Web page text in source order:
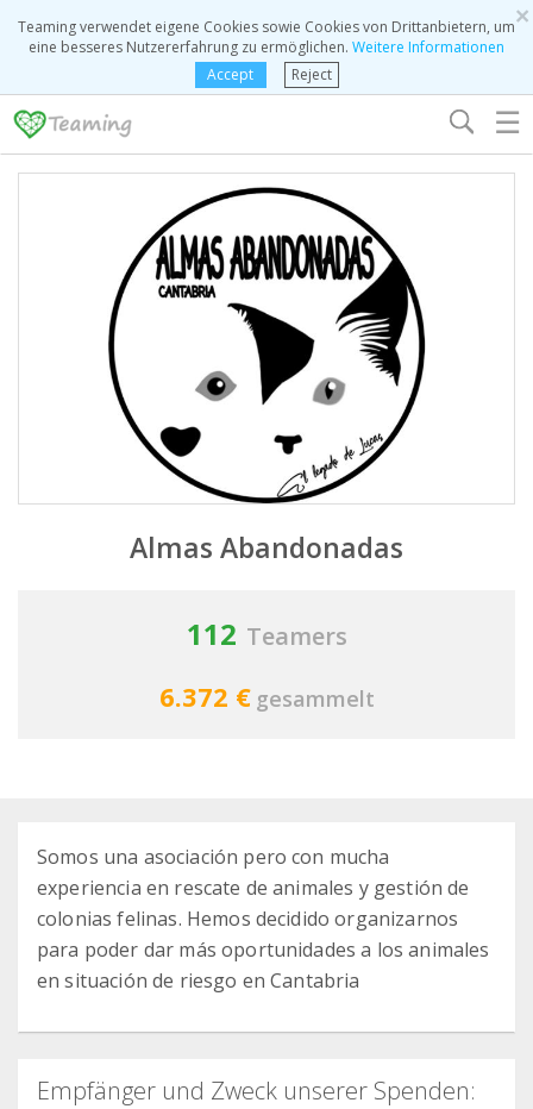
×
Teaming verwendet eigene Cookies sowie Cookies von Drittanbietern, um
eine besseres Nutzererfahrung zu ermöglichen. Weitere Informationen
Accept
Reject
☰
Almas Abandonadas
112 Teamers
6.372 € gesammelt
Somos una asociación pero con mucha
experiencia en rescate de animales y gestión de
colonias felinas. Hemos decidido organizarnos
para poder dar más oportunidades a los animales
en situación de riesgo en Cantabria
Empfänger und Zweck unserer Spenden: